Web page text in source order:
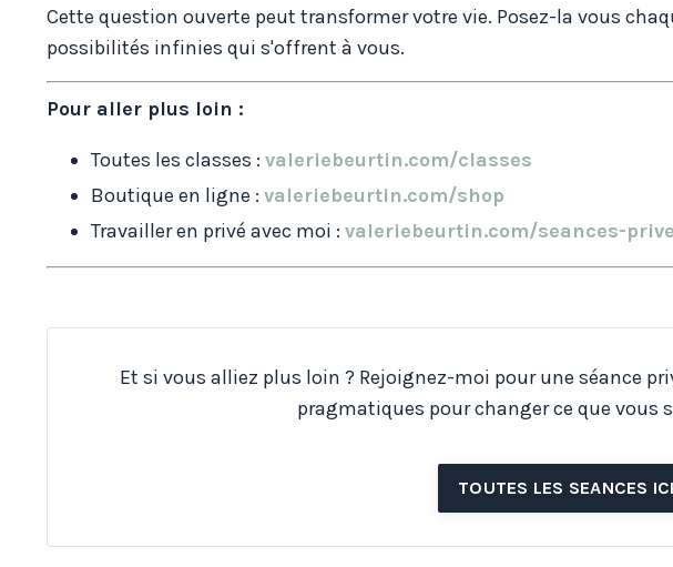
Cette question ouverte peut transformer votre vie. Posez-la vous
possibilités infinies qui s'offrent à vous.
Pour aller plus loin :
Toutes les classes : valeriebeurtin.com/classes
Boutique en ligne : valeriebeurtin.com/shop
Travailler en privé avec moi : valeriebeurtin.com/seances-
Et si vous alliez plus loin ? Rejoignez-moi pour une séance
pragmatiques pour changer ce que vous
TOUTES LES SEANCES ICI